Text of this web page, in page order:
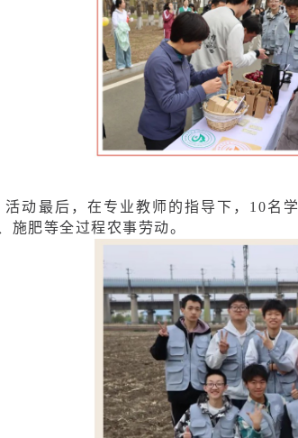
活动最后，在专业教师的指导下，10名
施肥等全过程农事劳动。